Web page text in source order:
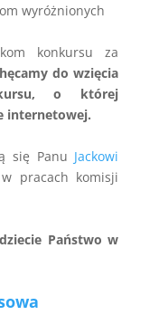
wyróżnionych
konkursu za
do wzięcia
o której
internetowej.
się Panu Jackowi
pracach komisji
Państwo w